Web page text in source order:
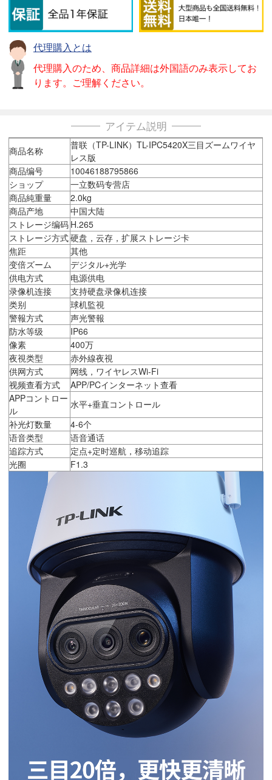
代理購入とは
代理購入のため、商品詳細は外国語のみ表示してお
ります。ご理解ください。
アイテム説明
商品名称
普联（TP-LINK）TL-IPC5420X三目ズームワイヤ
レス版
商品编号
10046188795866
ショップ
一立数码专营店
商品純重量
2.0kg
商品产地
中国大陆
ストレージ编码 H.265
ストレージ方式硬盘，云存，扩展ストレージ卡
焦距
其他
变倍ズーム
デジタル+光学
供电方式
电源供电
录像机连接
支持硬盘录像机连接
类别
球机監視
警報方式
声光警報
防水等级
IP66
像素
400万
夜視类型
赤外線夜視
供网方式
网线，ワイヤレスWi-Fi
视频查看方式
APP/PCインターネット查看
APPコントロー
ル
水平+垂直コントロール
补光灯数量
4-6个
语音类型
语音通话
追踪方式
定点+定时巡航，移动追踪
光圈
F1.3